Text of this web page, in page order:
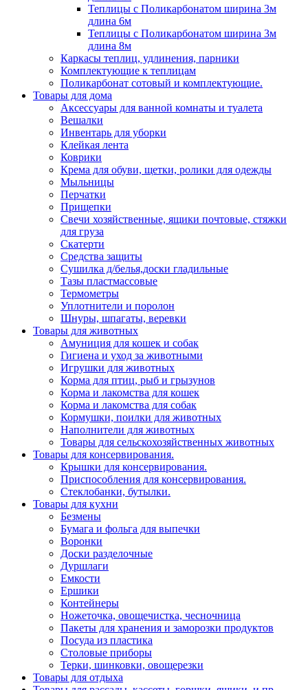
Теплицы с Поликарбонатом ширина 3м
длина 6м
Теплицы с Поликарбонатом ширина 3м
длина 8м
Каркасы теплиц, удлинения, парники
Комплектующие к теплицам
Поликарбонат сотовый и комплектующие.
Товары для дома
Аксессуары для ванной комнаты и туалета
Вешалки
Инвентарь для уборки
Клейкая лента
Коврики
Крема для обуви, щетки, ролики для одежды
Мыльницы
Перчатки
Прищепки
Свечи хозяйственные, ящики почтовые, стяжки
для груза
Скатерти
Средства защиты
Сушилка д/белья,доски гладильные
Тазы пластмассовые
Термометры
Уплотнители и поролон
Шнуры, шпагаты, веревки
Товары для животных
Амуниция для кошек и собак
Гигиена и уход за животными
Игрушки для животных
Корма для птиц, рыб и грызунов
Корма и лакомства для кошек
Корма и лакомства для собак
Кормушки, поилки для животных
Наполнители для животных
Товары для сельскохозяйственных животных
Товары для консервирования.
Крышки для консервирования.
Приспособления для консервирования.
Стеклобанки, бутылки.
Товары для кухни
Безмены
Бумага и фольга для выпечки
Воронки
Доски разделочные
Дуршлаги
Емкости
Ершики
Контейнеры
Ножеточка, овощечистка, чесночница
Пакеты для хранения и заморозки продуктов
Посуда из пластика
Столовые приборы
Терки, шинковки, овощерезки
Товары для отдыха